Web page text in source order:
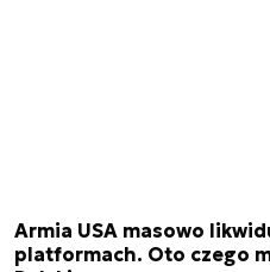
Armia USA masowo
platformach. Oto czego